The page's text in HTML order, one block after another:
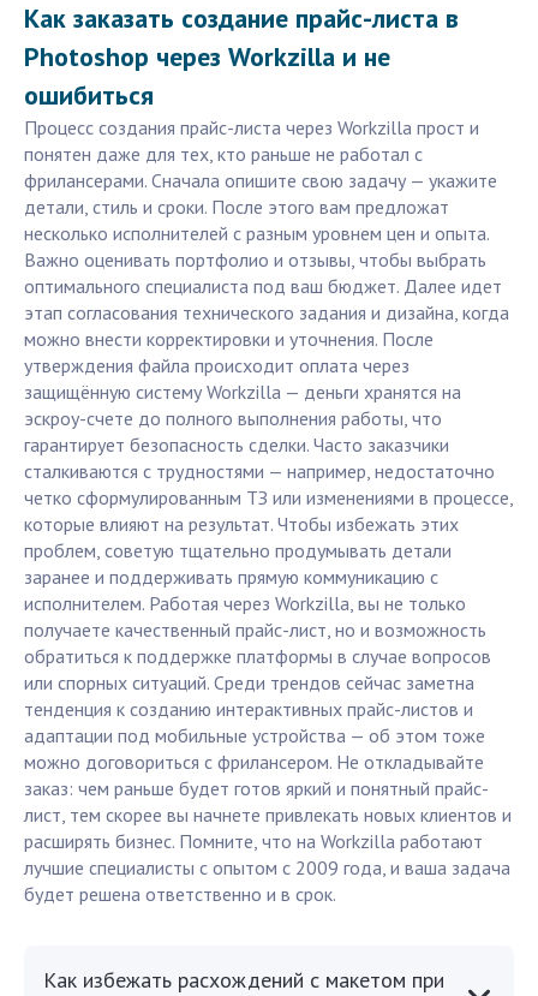
Как заказать создание прайс-листа в
Photoshop через Workzilla и не
ошибиться
Процесс создания прайс-листа через Workzilla прост и
понятен даже для тех, кто раньше не работал с
фрилансерами. Сначала опишите свою задачу — укажите
детали, стиль и сроки. После этого вам предложат
несколько исполнителей с разным уровнем цен и опыта.
Важно оценивать портфолио и отзывы, чтобы выбрать
оптимального специалиста под ваш бюджет. Далее идет
этап согласования технического задания и дизайна, когда
можно внести корректировки и уточнения. После
утверждения файла происходит оплата через
защищённую систему Workzilla — деньги хранятся на
эскроу-счете до полного выполнения работы, что
гарантирует безопасность сделки. Часто заказчики
сталкиваются с трудностями — например, недостаточно
четко сформулированным ТЗ или изменениями в процессе,
которые влияют на результат. Чтобы избежать этих
проблем, советую тщательно продумывать детали
заранее и поддерживать прямую коммуникацию с
исполнителем. Работая через Workzilla, вы не только
получаете качественный прайс-лист, но и возможность
обратиться к поддержке платформы в случае вопросов
или спорных ситуаций. Среди трендов сейчас заметна
тенденция к созданию интерактивных прайс-листов и
адаптации под мобильные устройства — об этом тоже
можно договориться с фрилансером. Не откладывайте
заказ: чем раньше будет готов яркий и понятный прайс-
лист, тем скорее вы начнете привлекать новых клиентов и
расширять бизнес. Помните, что на Workzilla работают
лучшие специалисты с опытом с 2009 года, и ваша задача
будет решена ответственно и в срок.
Как избежать расхождений с макетом при